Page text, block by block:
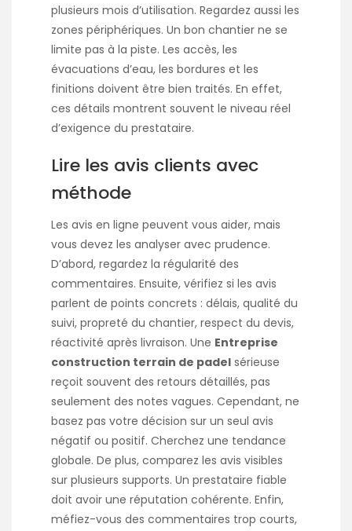
plusieurs mois d’utilisation. Regardez aussi les
zones périphériques. Un bon chantier ne se
limite pas à la piste. Les accès, les
évacuations d’eau, les bordures et les
finitions doivent être bien traités. En effet,
ces détails montrent souvent le niveau réel
d’exigence du prestataire.
Lire les avis clients avec
méthode
Les avis en ligne peuvent vous aider, mais
vous devez les analyser avec prudence.
D’abord, regardez la régularité des
commentaires. Ensuite, vérifiez si les avis
parlent de points concrets : délais, qualité du
suivi, propreté du chantier, respect du devis,
réactivité après livraison. Une Entreprise
construction terrain de padel sérieuse
reçoit souvent des retours détaillés, pas
seulement des notes vagues. Cependant, ne
basez pas votre décision sur un seul avis
négatif ou positif. Cherchez une tendance
globale. De plus, comparez les avis visibles
sur plusieurs supports. Un prestataire fiable
doit avoir une réputation cohérente. Enfin,
méfiez-vous des commentaires trop courts,